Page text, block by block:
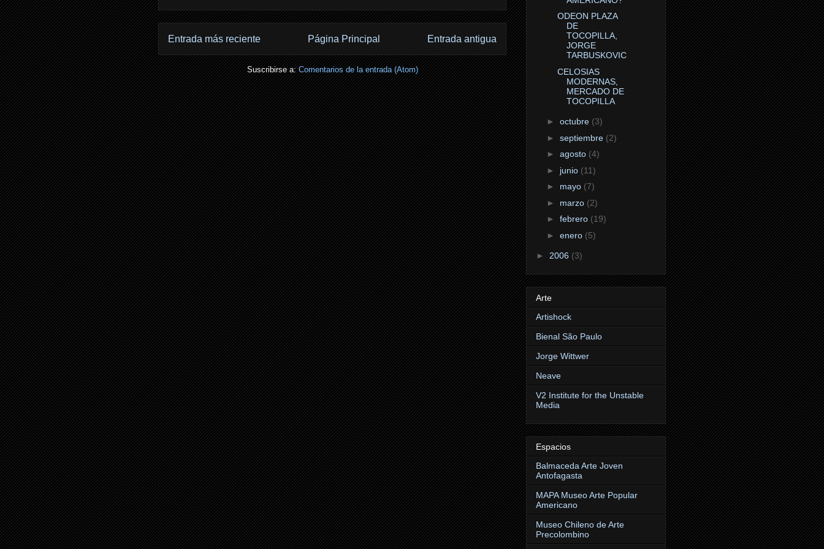
Entrada más reciente Entrada antigua
Página Principal
Suscribirse a:Comentarios de la entrada (Atom)
ODEON PLAZA
DE
TOCOPILLA,
JORGE
TARBUSKOVIC
CELOSIAS
MODERNAS,
MERCADO DE
TOCOPILLA
► octubre (3)
► septiembre (2)
► agosto (4)
► junio (11)
► mayo (7)
► marzo (2)
► febrero (19)
► enero (5)
► 2006 (3)
Arte
Artishock
Bienal São Paulo
Jorge Wittwer
Neave
V2 Institute for the Unstable
Media
Espacios
Balmaceda Arte Joven
Antofagasta
MAPA Museo Arte Popular
Americano
Museo Chileno de Arte
Precolombino